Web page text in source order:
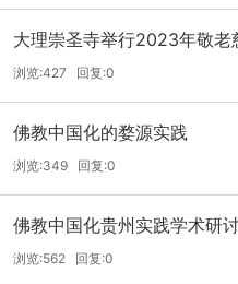
大理崇圣寺举行2023年敬老
浏览:427 回复:0
佛教中国化的婺源实践
浏览:349 回复:0
佛教中国化贵州实践学术研
浏览:562 回复:0